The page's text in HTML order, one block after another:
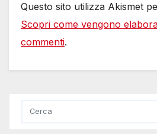
Questo sito utilizza Akismet
Scopri come vengono
commenti.